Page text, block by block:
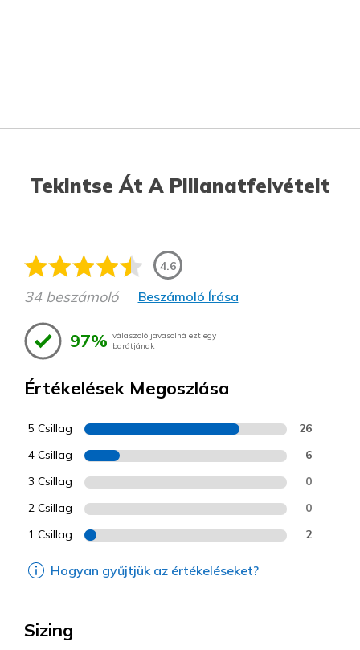
Tekintse Át A Pillanatfelvételt
4.6
34 beszámoló Beszámoló Írása
97% válaszoló javasolná ezt egy
barátjának
Értékelések Megoszlása
5 Csillag 26
4 Csillag 6
3 Csillag 0
2 Csillag 0
1 Csillag 2
Hogyan gyűjtjük az értékeléseket?
Sizing